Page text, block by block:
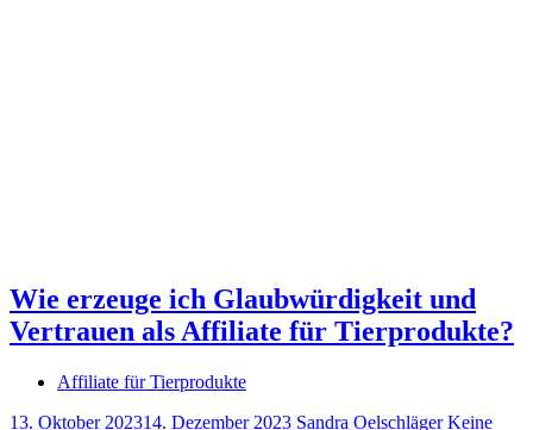
Wie erzeuge ich Glaubwürdigkeit und
Vertrauen als Affiliate für Tierprodukte?
Affiliate für Tierprodukte
13. Oktober 202314. Dezember 2023 Sandra Oelschläger Keine